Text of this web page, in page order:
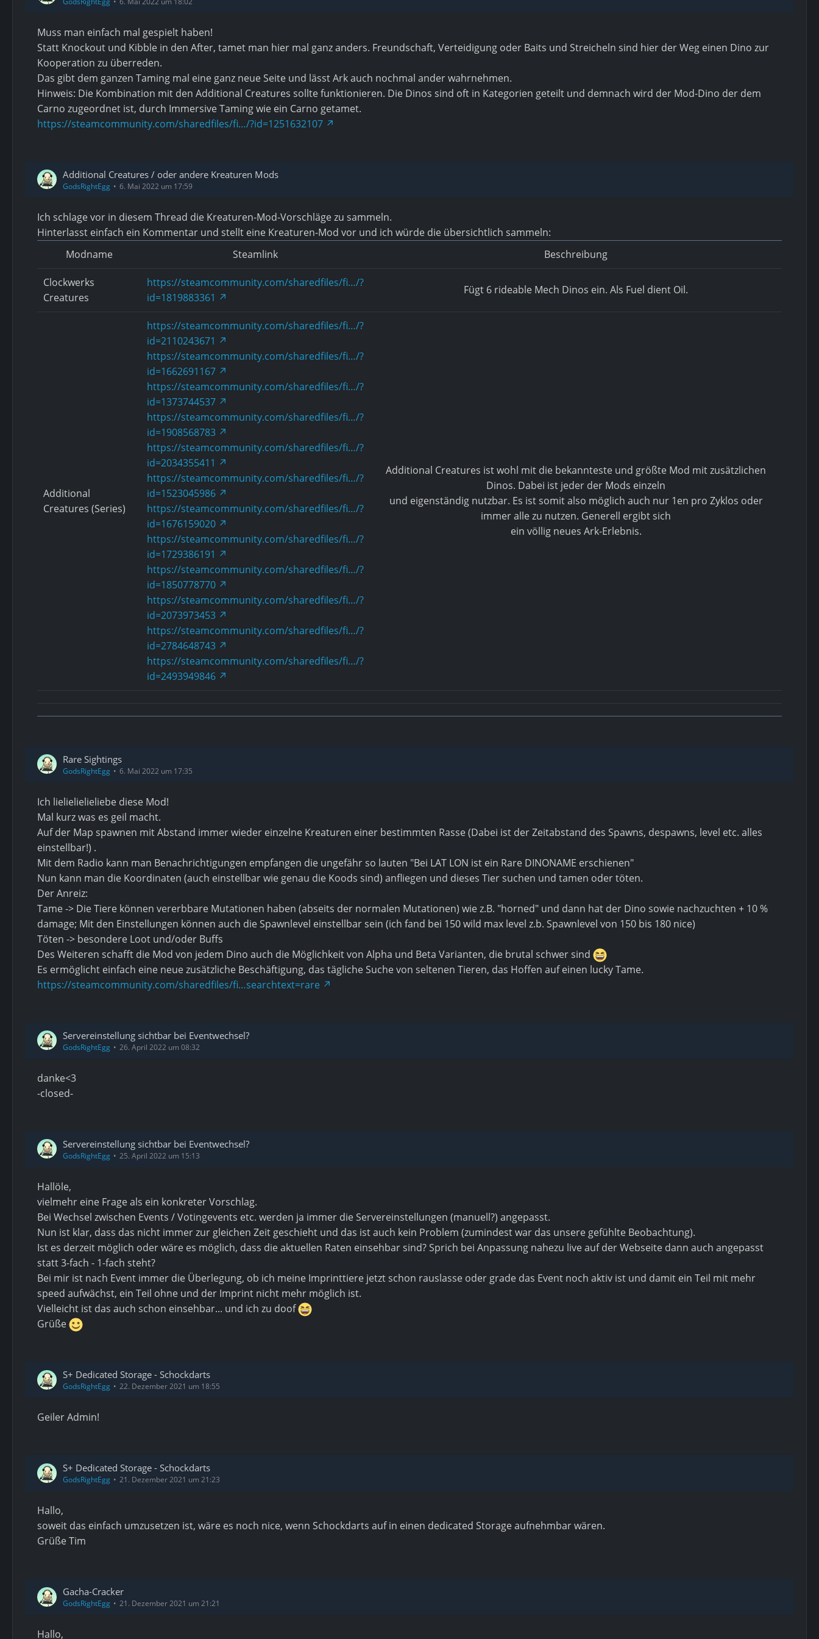
Muss man einfach mal gespielt haben!
Statt Knockout und Kibble in den After, tamet man hier mal ganz anders. Freundschaft, Verteidigung oder Baits und Streicheln sind hier der Weg einen Dino zur
Kooperation zu überreden.
Das gibt dem ganzen Taming mal eine ganz neue Seite und lässt Ark auch nochmal ander wahrnehmen.
Hinweis: Die Kombination mit den Additional Creatures sollte funktionieren. Die Dinos sind oft in Kategorien geteilt und demnach wird der Mod-Dino der dem
Carno zugeordnet ist, durch Immersive Taming wie ein Carno getamet.
https://steamcommunity.com/sharedfiles/fi…/?id=1251632107
Additional Creatures / oder andere Kreaturen Mods
GodsRightEgg 6. Mai 2022 um 17:59
Ich schlage vor in diesem Thread die Kreaturen-Mod-Vorschläge zu sammeln.
Hinterlasst einfach ein Kommentar und stellt eine Kreaturen-Mod vor und ich würde die übersichtlich sammeln:
Modname
Steamlink Beschreibung
Clockwerks
Creatures
https://steamcommunity.com/sharedfiles/fi…/?
id=1819883361
Fügt 6 rideable Mech Dinos ein. Als Fuel dient Oil.
Additional
Creatures (Series)
https://steamcommunity.com/sharedfiles/fi…/?
id=2110243671
https://steamcommunity.com/sharedfiles/fi…/?
id=1662691167
https://steamcommunity.com/sharedfiles/fi…/?
id=1373744537
https://steamcommunity.com/sharedfiles/fi…/?
id=1908568783
https://steamcommunity.com/sharedfiles/fi…/?
id=2034355411
https://steamcommunity.com/sharedfiles/fi…/?
id=1523045986
https://steamcommunity.com/sharedfiles/fi…/?
id=1676159020
https://steamcommunity.com/sharedfiles/fi…/?
id=1729386191
https://steamcommunity.com/sharedfiles/fi…/?
id=1850778770
https://steamcommunity.com/sharedfiles/fi…/?
id=2073973453
https://steamcommunity.com/sharedfiles/fi…/?
id=2784648743
https://steamcommunity.com/sharedfiles/fi…/?
id=2493949846
Additional Creatures ist wohl mit die bekannteste und größte Mod mit zusätzlichen
Dinos. Dabei ist jeder der Mods einzeln
und eigenständig nutzbar. Es ist somit also möglich auch nur 1en pro Zyklos oder
immer alle zu nutzen. Generell ergibt sich
ein völlig neues Ark-Erlebnis.
Rare Sightings
GodsRightEgg 6. Mai 2022 um 17:35
Ich lielielielieliebe diese Mod!
Mal kurz was es geil macht.
Auf der Map spawnen mit Abstand immer wieder einzelne Kreaturen einer bestimmten Rasse (Dabei ist der Zeitabstand des Spawns, despawns, level etc. alles
einstellbar!) .
Mit dem Radio kann man Benachrichtigungen empfangen die ungefähr so lauten "Bei LAT LON ist ein Rare DINONAME erschienen"
Nun kann man die Koordinaten (auch einstellbar wie genau die Koods sind) anfliegen und dieses Tier suchen und tamen oder töten.
Der Anreiz:
Tame -> Die Tiere können vererbbare Mutationen haben (abseits der normalen Mutationen) wie z.B. "horned" und dann hat der Dino sowie nachzuchten + 10 %
damage; Mit den Einstellungen können auch die Spawnlevel einstellbar sein (ich fand bei 150 wild max level z.b. Spawnlevel von 150 bis 180 nice)
Töten -> besondere Loot und/oder Buffs
Des Weiteren schafft die Mod von jedem Dino auch die Möglichkeit von Alpha und Beta Varianten, die brutal schwer sind
Es ermöglicht einfach eine neue zusätzliche Beschäftigung, das tägliche Suche von seltenen Tieren, das Hoffen auf einen lucky Tame.
https://steamcommunity.com/sharedfiles/fi…searchtext=rare
Servereinstellung sichtbar bei Eventwechsel?
GodsRightEgg 26. April 2022 um 08:32
danke<3
-closed-
Servereinstellung sichtbar bei Eventwechsel?
GodsRightEgg 25. April 2022 um 15:13
Hallöle,
vielmehr eine Frage als ein konkreter Vorschlag.
Bei Wechsel zwischen Events / Votingevents etc. werden ja immer die Servereinstellungen (manuell?) angepasst.
Nun ist klar, dass das nicht immer zur gleichen Zeit geschieht und das ist auch kein Problem (zumindest war das unsere gefühlte Beobachtung).
Ist es derzeit möglich oder wäre es möglich, dass die aktuellen Raten einsehbar sind? Sprich bei Anpassung nahezu live auf der Webseite dann auch angepasst
statt 3-fach - 1-fach steht?
Bei mir ist nach Event immer die Überlegung, ob ich meine Imprinttiere jetzt schon rauslasse oder grade das Event noch aktiv ist und damit ein Teil mit mehr
speed aufwächst, ein Teil ohne und der Imprint nicht mehr möglich ist.
Vielleicht ist das auch schon einsehbar... und ich zu doof
Grüße
S+ Dedicated Storage - Schockdarts
GodsRightEgg 22. Dezember 2021 um 18:55
Geiler Admin!
S+ Dedicated Storage - Schockdarts
GodsRightEgg 21. Dezember 2021 um 21:23
Hallo,
soweit das einfach umzusetzen ist, wäre es noch nice, wenn Schockdarts auf in einen dedicated Storage aufnehmbar wären.
Grüße Tim
Gacha-Cracker
GodsRightEgg 21. Dezember 2021 um 21:21
Hallo,